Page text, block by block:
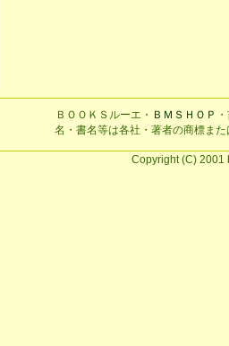
ＢＯＯＫＳルーエ・ ＢＭＳＨＯＰ
名・書名等は各社・著者の商標ま
Copyright (C) 2001